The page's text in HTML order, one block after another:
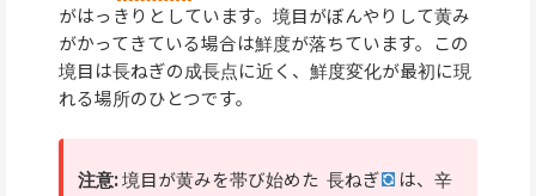
がはっきりとしています。境目がぼんやりして黄み
がかってきている場合は鮮度が落ちています。この
境目は長ねぎの成長点に近く、鮮度変化が最初に現
れる場所のひとつです。
注意:境目が黄みを帯び始めた 長ねぎ
は、辛